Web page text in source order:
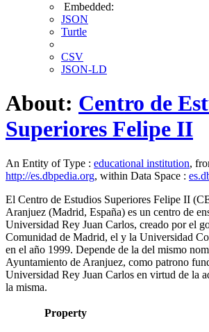
Embedded:
JSON
Turtle
CSV
JSON-LD
About: Centro de
Superiores Felipe II
An Entity of Type : educational institution,
http://es.dbpedia.org, within Data Space :
El Centro de Estudios Superiores Felipe II
Aranjuez (Madrid, España) es un centro de
Universidad Rey Juan Carlos, creado por el
Comunidad de Madrid, el y la Universidad
en el año 1999. Depende de la del mismo
Ayuntamiento de Aranjuez, como patrono
Universidad Rey Juan Carlos en virtud de la
la misma.
Property